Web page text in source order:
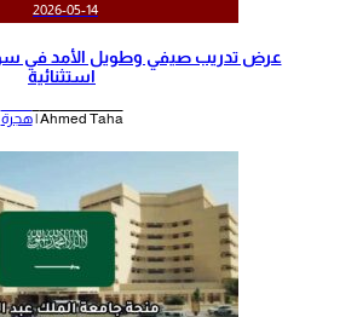
2026-05-14
استثنائية
Ahmed Taha | هجرة